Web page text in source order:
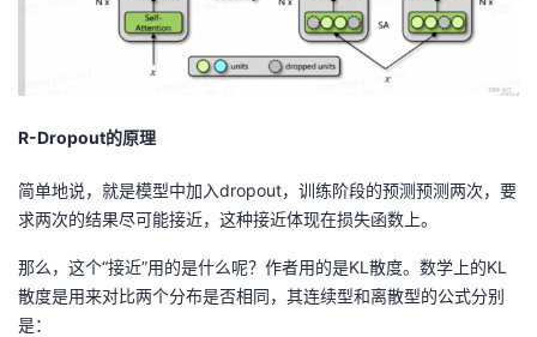
R-Dropout的原理
简单地说，就是模型中加入dropout，训练阶段的预测预测两次，要
求两次的结果尽可能接近，这种接近体现在损失函数上。
那么，这个“接近”用的是什么呢？作者用的是KL散度。数学上的KL
散度是用来对比两个分布是否相同，其连续型和离散型的公式分别
是：